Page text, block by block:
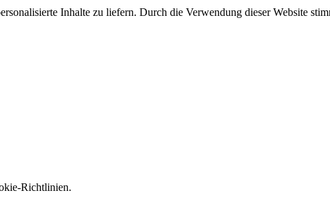
Inhalte zu liefern. Durch die Verwendung dieser Website
Richtlinien.